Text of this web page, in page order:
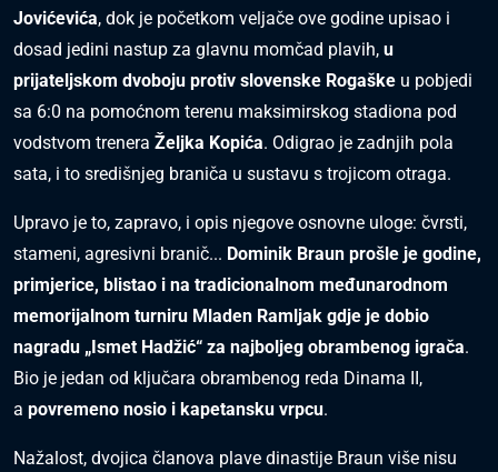
Jovićevića, dok je početkom veljače ove godine upisao i
dosad jedini nastup za glavnu momčad plavih, u
prijateljskom dvoboju protiv slovenske Rogaške u pobjedi
sa 6:0 na pomoćnom terenu maksimirskog stadiona pod
vodstvom trenera Željka Kopića. Odigrao je zadnjih pola
sata, i to središnjeg braniča u sustavu s trojicom otraga.
Upravo je to, zapravo, i opis njegove osnovne uloge: čvrsti,
stameni, agresivni branič... Dominik Braun prošle je godine,
primjerice, blistao i na tradicionalnom međunarodnom
memorijalnom turniru Mladen Ramljak gdje je dobio
nagradu „Ismet Hadžić“ za najboljeg obrambenog igrača.
Bio je jedan od ključara obrambenog reda Dinama II,
a povremeno nosio i kapetansku vrpcu.
Nažalost, dvojica članova plave dinastije Braun više nisu